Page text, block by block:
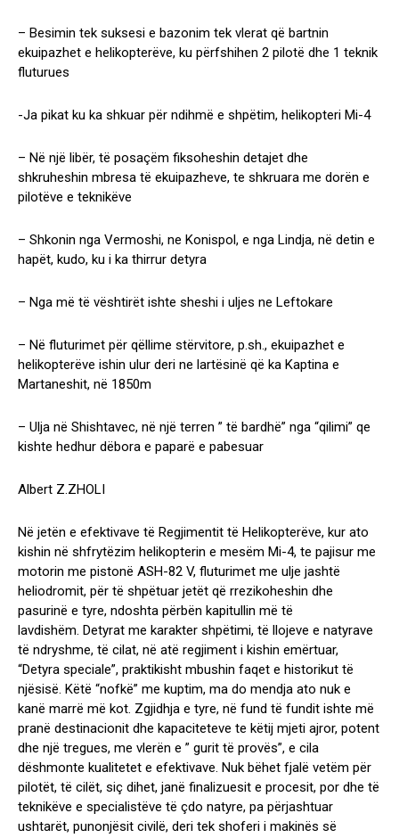
– Besimin tek suksesi e bazonim tek vlerat që bartnin
ekuipazhet e helikopterëve, ku përfshihen 2 pilotë dhe 1 teknik
fluturues
-Ja pikat ku ka shkuar për ndihmë e shpëtim, helikopteri Mi-4
– Në një libër, të posaçëm fiksoheshin detajet dhe
shkruheshin mbresa të ekuipazheve, te shkruara me dorën e
pilotëve e teknikëve
– Shkonin nga Vermoshi, ne Konispol, e nga Lindja, në detin e
hapët, kudo, ku i ka thirrur detyra
– Nga më të vështirët ishte sheshi i uljes ne Leftokare
– Në fluturimet për qëllime stërvitore, p.sh., ekuipazhet e
helikopterëve ishin ulur deri ne lartësinë që ka Kaptina e
Martaneshit, në 1850m
– Ulja në Shishtavec, në një terren ” të bardhë” nga “qilimi” qe
kishte hedhur dëbora e paparë e pabesuar
Albert Z.ZHOLI
Në jetën e efektivave të Regjimentit të Helikopterëve, kur ato
kishin në shfrytëzim helikopterin e mesëm Mi-4, te pajisur me
motorin me pistonë ASH-82 V, fluturimet me ulje jashtë
heliodromit, për të shpëtuar jetët që rrezikoheshin dhe
pasurinë e tyre, ndoshta përbën kapitullin më të
lavdishëm. Detyrat me karakter shpëtimi, të llojeve e natyrave
të ndryshme, të cilat, në atë regjiment i kishin emërtuar,
“Detyra speciale”, praktikisht mbushin faqet e historikut të
njësisë. Këtë “nofkë” me kuptim, ma do mendja ato nuk e
kanë marrë më kot. Zgjidhja e tyre, në fund të fundit ishte më
pranë destinacionit dhe kapaciteteve te këtij mjeti ajror, potent
dhe një tregues, me vlerën e ” gurit të provës”, e cila
dëshmonte kualitetet e efektivave. Nuk bëhet fjalë vetëm për
pilotët, të cilët, siç dihet, janë finalizuesit e procesit, por dhe të
teknikëve e specialistëve të çdo natyre, pa përjashtuar
ushtarët, punonjësit civilë, deri tek shoferi i makinës së